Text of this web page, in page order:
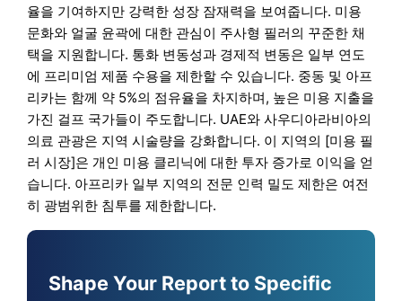
율을 기여하지만 강력한 성장 잠재력을 보여줍니다. 미용
문화와 얼굴 윤곽에 대한 관심이 주사형 필러의 꾸준한 채
택을 지원합니다. 통화 변동성과 경제적 변동은 일부 연도
에 프리미엄 제품 수용을 제한할 수 있습니다. 중동 및 아프
리카는 함께 약 5%의 점유율을 차지하며, 높은 미용 지출을
가진 걸프 국가들이 주도합니다. UAE와 사우디아라비아의
의료 관광은 지역 시술량을 강화합니다. 이 지역의 [미용 필
러 시장]은 개인 미용 클리닉에 대한 투자 증가로 이익을 얻
습니다. 아프리카 일부 지역의 전문 인력 밀도 제한은 여전
히 광범위한 침투를 제한합니다.
Shape Your Report to Specific